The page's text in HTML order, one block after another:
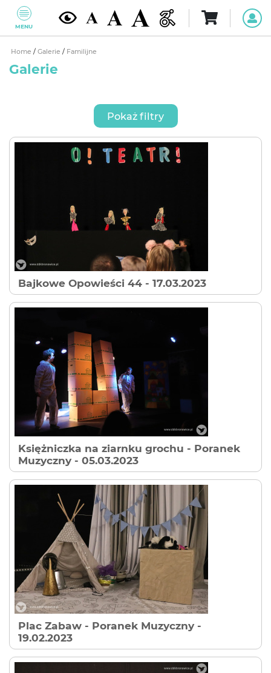
MENU
Home / Galerie / Familijne
Galerie
Pokaż filtry
Bajkowe Opowieści 44 - 17.03.2023
Księżniczka na ziarnku grochu - Poranek
Muzyczny - 05.03.2023
Plac Zabaw - Poranek Muzyczny -
19.02.2023